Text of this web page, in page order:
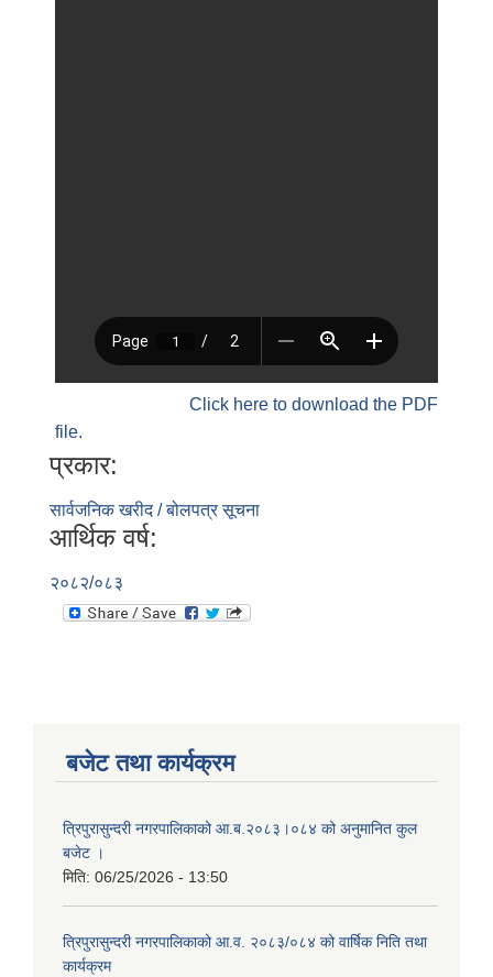
Click here to download the PDF
file.
प्रकार:
सार्वजनिक खरीद / बोलपत्र सूचना
आर्थिक वर्ष:
२०८२/०८३
बजेट तथा कार्यक्रम
त्रिपुरासुन्दरी नगरपालिकाको आ.ब.२०८३।०८४ को अनुमानित कुल
बजेट ।
मिति: 06/25/2026 - 13:50
त्रिपुरासुन्दरी नगरपालिकाको आ.व. २०८३/०८४ को वार्षिक निति तथा
कार्यक्रम